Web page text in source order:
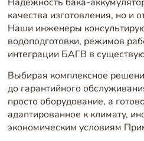
качества изготовления, но и
Наши инженеры
водоподготовки, режимов
интеграции БАГВ в
Выбирая комплексное
до гарантийного
просто оборудование, а
адаптированное к климату,
экономическим условиям